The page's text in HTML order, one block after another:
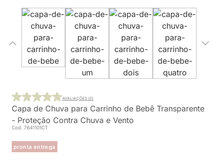
Capa de Chuva para Carrinho de Bebê Transparente
- Proteção Contra Chuva e Vento
Cod. 7641101CT
pronta entrega
AVALIAÇÕES (0)